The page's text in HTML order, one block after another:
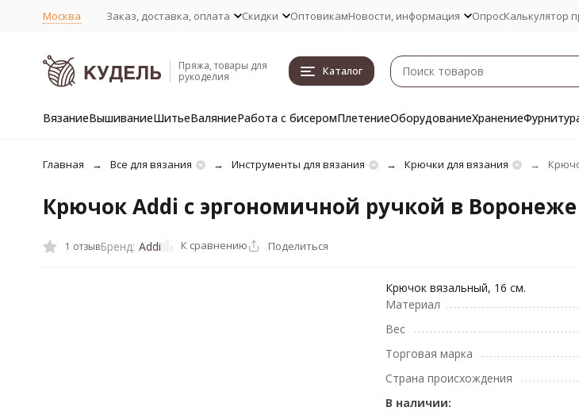
Москва Заказ, доставка, оплата Скидки ОптовикамНовости, информация ОпросКалькулятор
Пряжа, товары для
рукоделия
Каталог
ВязаниеВышиваниеШитьеВаляниеРабота с бисеромПлетениеОборудованиеХранение
Главная Все для вязания Инструменты для вязания Крючки для вязания
Крючок Addi с эргономичной ручкой в Воронеже
1 отзывБренд: Addi К сравнению Поделиться
Крючок вязальный, 16 см.
Материал
Вес
Торговая марка
Страна происхождения
В наличии: